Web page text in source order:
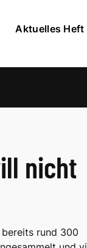
Aktuelles Heft
nicht
rund 300